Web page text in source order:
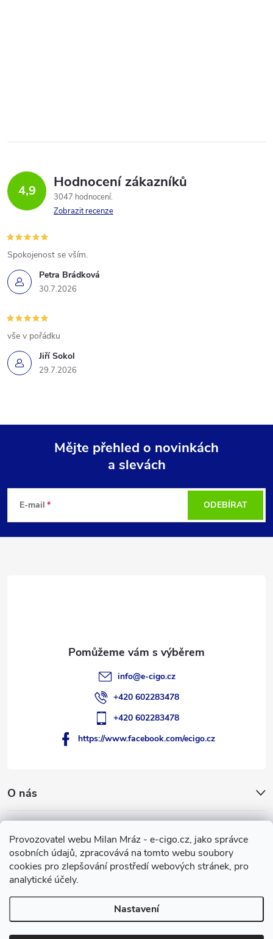
Provozovatel webu Milan Mráz - e-cigo.cz, jako správce
osobních údajů, zpracovává na tomto webu soubory
cookies pro zlepšování prostředí webových stránek, pro
analytické účely.
Nastavení
4,9 Hodnocení zákazníků
3047 hodnocení
Zobrazit recenze
Petra Brádková
30.7.2026
Spokojenost se vším.
Jiří Sokol
29.7.2026
vše v pořádku
p
Mějte přehled o novinkách
a slevách
E-mail ODEBÍRAT
O nás
Facebook
info@e-cigo.cz
+420 602283478
+420 602283478
https://www.facebook.com/ecigo.cz
Copyright 2007-2026e-cigo.cz. Všechna práva vyhrazena.